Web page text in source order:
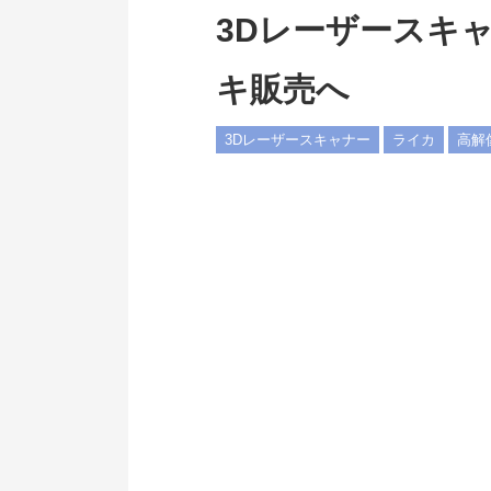
3Dレーザースキ
キ販売へ
3Dレーザースキャナー ライカ 高解